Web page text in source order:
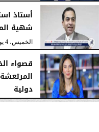
الإثنين، 8 يوليو 2024 11:25 صـ
أستاذ
شهية
الخميس، 4 يوليو 2024
قصواء
دولية
الخميس، 4 يوليو 2024 01:09 صـ